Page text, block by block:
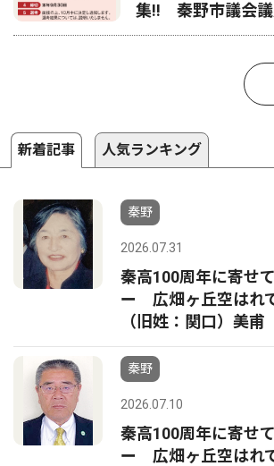
集‼ 秦野市議会議
新着記事 人気ランキング
秦野
2026.07.31
秦高100周年に寄せ
ー 広畑ヶ丘空はれ
（旧姓：関口）美甫
秦野
2026.07.10
秦高100周年に寄せ
ー 広畑ヶ丘空は